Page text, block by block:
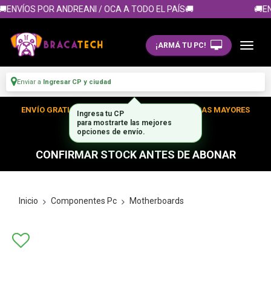
POR ANDREANI / OCA A TODO EL PAÍS🚚
¡ARMÁ TU PC!
Enviar a Ingresar CP y ciudad
ENVÍO GRATIS DENTRO DE CABA EN TUS COMPRAS MAYORES
A $300.000
CONFIRMAR STOCK ANTES DE ABONAR
Inicio Componentes Pc Motherboards
Ingresa tu CP
para mostrarte las mejores
opciones de envío.